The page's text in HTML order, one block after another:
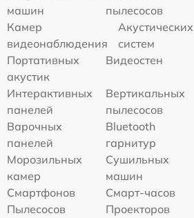
машин
пылесосов
Камер
видеонаблюдения
Акустических
систем
Портативных
акустик
Видеостен
Интерактивных
панелей
Вертикальных
пылесосов
Варочных
панелей
Bluetooth
гарнитур
Морозильных
камер
Сушильных
машин
Смартфонов
Смарт-часов
Пылесосов
Проекторов